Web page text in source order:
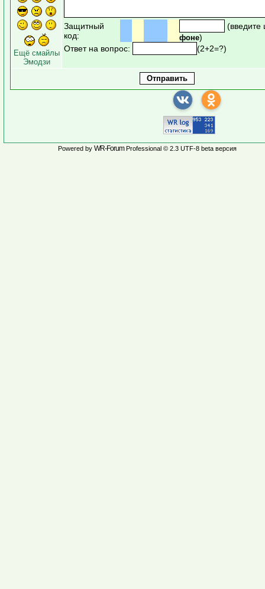
Ещё смайлы
Эмодзи
Защитный
код:
фоне)
Ответ на вопрос:
(2+2=?)
Powered by WR-ForumProfessional © 2.3 UTF-8 beta версия